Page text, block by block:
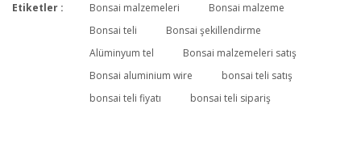
Bu ürüne ilk yorumu siz yapın!
Yorum Yaz
Etiketler : Bonsai malzemeleri
Bonsai malzeme
Bonsai teli
Bonsai şekillendirme
Alüminyum tel
Bonsai malzemeleri satış
Bonsai aluminium wire
bonsai teli satış
bonsai teli fiyatı
bonsai teli sipariş